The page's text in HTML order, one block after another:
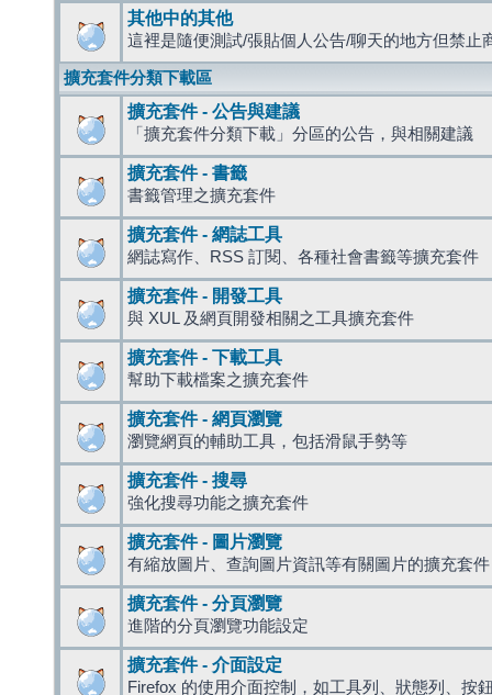
其他中的其他
這裡是隨便測試/張貼個人公告/聊天的地方但禁止
擴充套件分類下載區
擴充套件 - 公告與建議
「擴充套件分類下載」分區的公告，與相關建議
擴充套件 - 書籤
書籤管理之擴充套件
擴充套件 - 網誌工具
網誌寫作、RSS 訂閱、各種社會書籤等擴充套件
擴充套件 - 開發工具
與 XUL 及網頁開發相關之工具擴充套件
擴充套件 - 下載工具
幫助下載檔案之擴充套件
擴充套件 - 網頁瀏覽
瀏覽網頁的輔助工具，包括滑鼠手勢等
擴充套件 - 搜尋
強化搜尋功能之擴充套件
擴充套件 - 圖片瀏覽
有縮放圖片、查詢圖片資訊等有關圖片的擴充套件
擴充套件 - 分頁瀏覽
進階的分頁瀏覽功能設定
擴充套件 - 介面設定
Firefox 的使用介面控制，如工具列、狀態列、按